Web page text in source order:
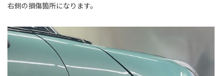
右側の損傷箇所になります。